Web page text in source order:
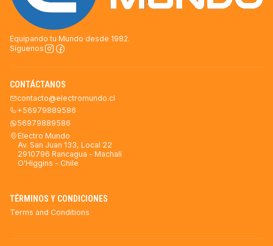
Equipando tu Mundo desde 1982.
Síguenos
CONTÁCTANOS
contacto@electromundo.cl
+56979889586
56979889586
Electro Mundo
Av. San Juan 133, Local 22
2910796 Rancagua - Machalí
O'Higgins - Chile
TÉRMINOS Y CONDICIONES
Terms and Conditions